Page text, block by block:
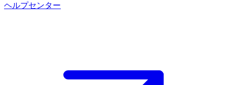
ヘルプセンター